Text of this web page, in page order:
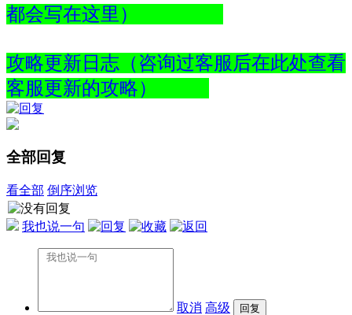
都会写在这里）
攻略更新日志（咨询过客服后在此处查看
客服更新的攻略）
全部回复
看全部 倒序浏览
我也说一句
取消 高级